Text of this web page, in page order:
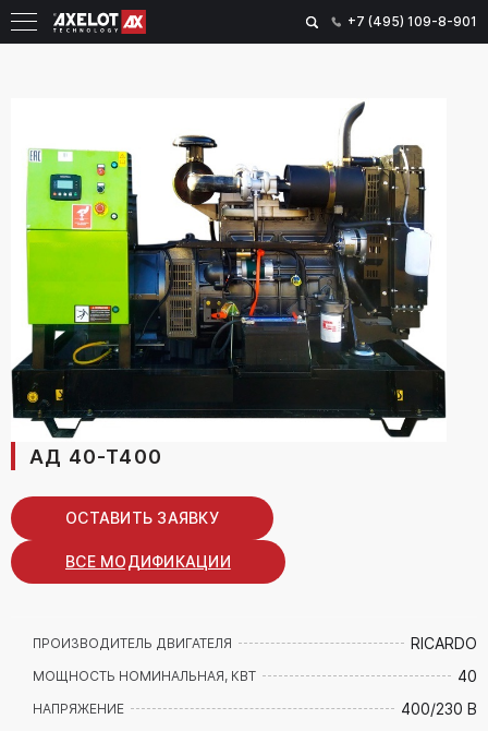
+7 (495) 109-8-901
АД 40-Т400
ОСТАВИТЬ ЗАЯВКУ
ВСЕ МОДИФИКАЦИИ
ПРОИЗВОДИТЕЛЬ ДВИГАТЕЛЯ RICARDO
МОЩНОСТЬ НОМИНАЛЬНАЯ, КВТ 40
НАПРЯЖЕНИЕ 400/230 В